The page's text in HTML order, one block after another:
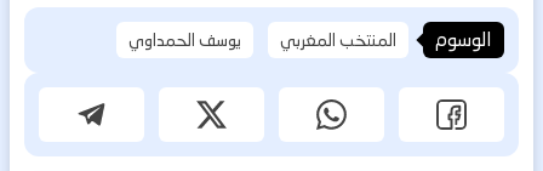
الوسوم المنتخب المغربي يوسف الحمداوي